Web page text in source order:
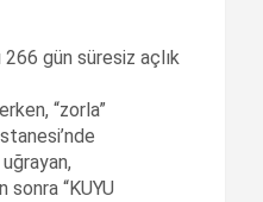
266 gün süresiz açlık
“zorla”
“KUYU